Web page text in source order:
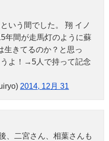
いう間でした。 翔 イノ
年間が走馬灯のように蘇
生きてるのか？と思っ
よ！→5人で持って記念
2014, 12月 31
、二宮さん、相葉さんも